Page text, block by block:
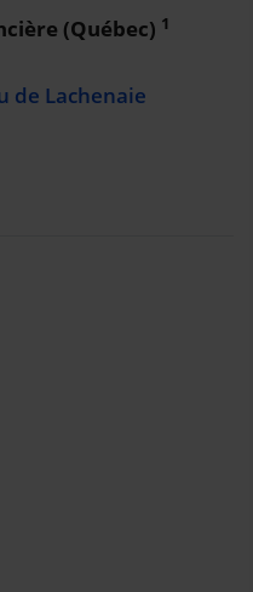
(Québec) 1
de Lachenaie